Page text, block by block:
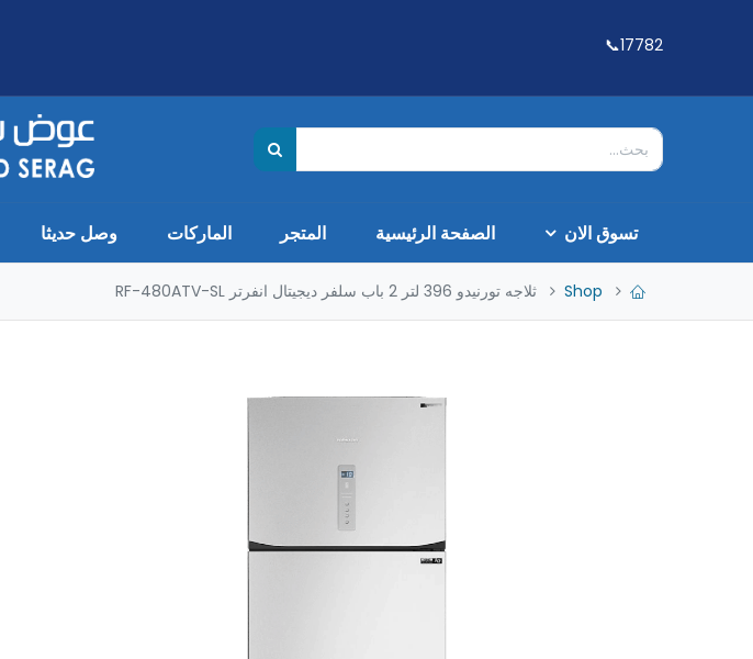
17782📞
تسوق الان الصفحة الرئيسية المتجر الماركات وصل حديثا
Shop ثلاجه تورنيدو 396 لتر 2 باب سلفر ديجيتال انفرتر RF-480ATV-SL